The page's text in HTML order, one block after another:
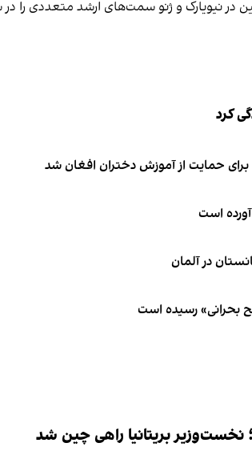
کرد
حمایت از آموزش دختران افغان شد
است
بحرانی» رسیده است
نخست‌وزیر بریتانیا راهی چین شد